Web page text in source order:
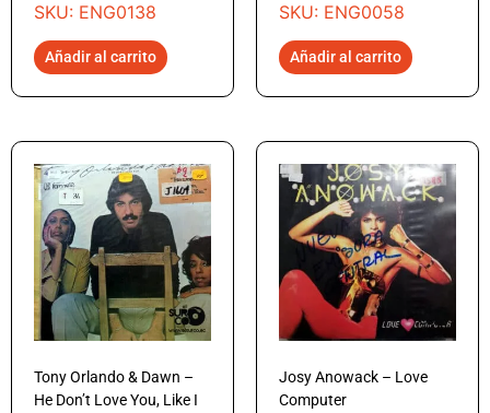
SKU: ENG0138
Añadir al carrito
SKU: ENG0058
Añadir al carrito
Tony Orlando & Dawn –
He Don’t Love You, Like I
Josy Anowack – Love
Computer